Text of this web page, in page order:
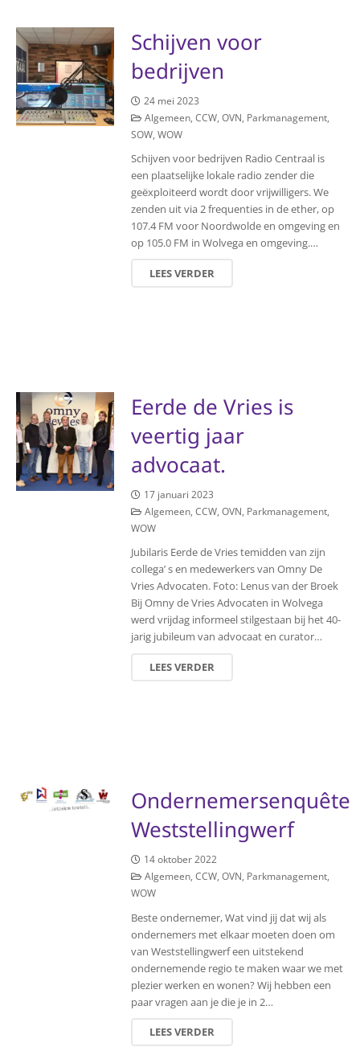
Schijven voor
bedrijven
24 mei 2023
Algemeen,CCW,OVN, Parkmanagement,
SOW, WOW
Schijven voor bedrijven Radio Centraal is
een plaatselijke lokale radio zender die
geëxploiteerd wordt door vrijwilligers. We
zenden uit via 2 frequenties in de ether, op
107.4 FM voor Noordwolde en omgeving en
op 105.0 FM in Wolvega en omgeving.…
LEES VERDER
Eerde de Vries is
veertig jaar
advocaat.
17 januari 2023
Algemeen,CCW,OVN, Parkmanagement,
WOW
Jubilaris Eerde de Vries temidden van zijn
collega’ s en medewerkers van Omny De
Vries Advocaten. Foto: Lenus van der Broek
Bij Omny de Vries Advocaten in Wolvega
werd vrijdag informeel stilgestaan bij het 40-
jarig jubileum van advocaat en curator…
LEES VERDER
Ondernemersenquête
Weststellingwerf
14 oktober 2022
Algemeen,CCW,OVN, Parkmanagement,
WOW
Beste ondernemer, Wat vind jij dat wij als
ondernemers met elkaar moeten doen om
van Weststellingwerf een uitstekend
ondernemende regio te maken waar we met
plezier werken en wonen? Wij hebben een
paar vragen aan je die je in 2…
LEES VERDER